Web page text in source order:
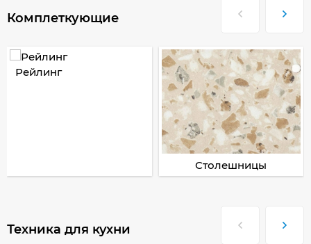
Комплеткующие
Рейлинг
Столешницы
Техника для кухни